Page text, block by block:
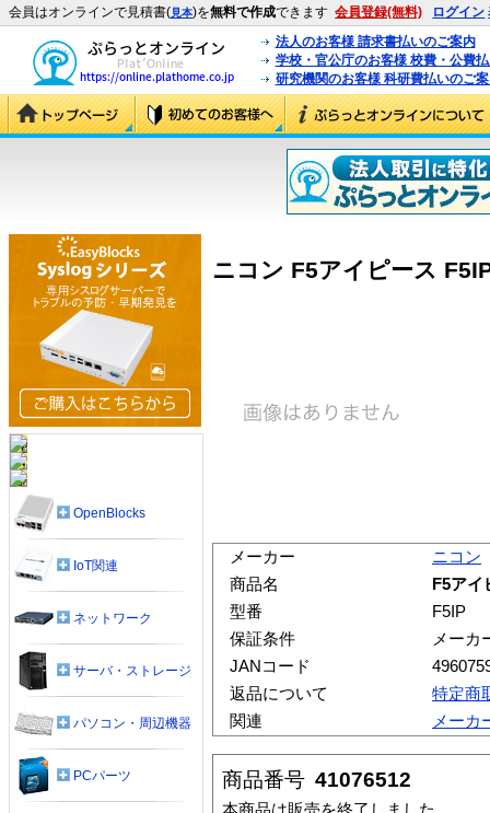
会員はオンラインで見積書(見本)を無料で作成できます 会員登録(無料) ログイン
法人のお客様 請求書払いのご案内
学校・官公庁のお客様 校費・公費
研究機関のお客様 科研費払いのご
ニコン F5アイピース
メーカー
ニコン
商品名
F5アイ
型番
F5IP
保証条件
メーカ
JANコード
返品について
特定商
関連
メーカ
商品番号 41076512
本商品は販売を終了しました
OpenBlocks
IoT関連
ネットワーク
サーバ・ストレージ
パソコン・周辺機器
PCパーツ